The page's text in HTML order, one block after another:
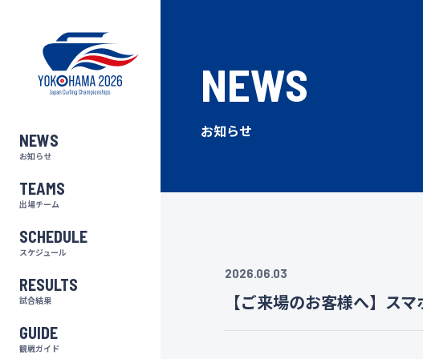
NEWS
お知らせ
TEAMS
出場チーム
SCHEDULE
スケジュール
RESULTS
試合結果
GUIDE
観戦ガイド
NEWS
お知らせ
2026.06.03
【ご来場のお客様へ】ス